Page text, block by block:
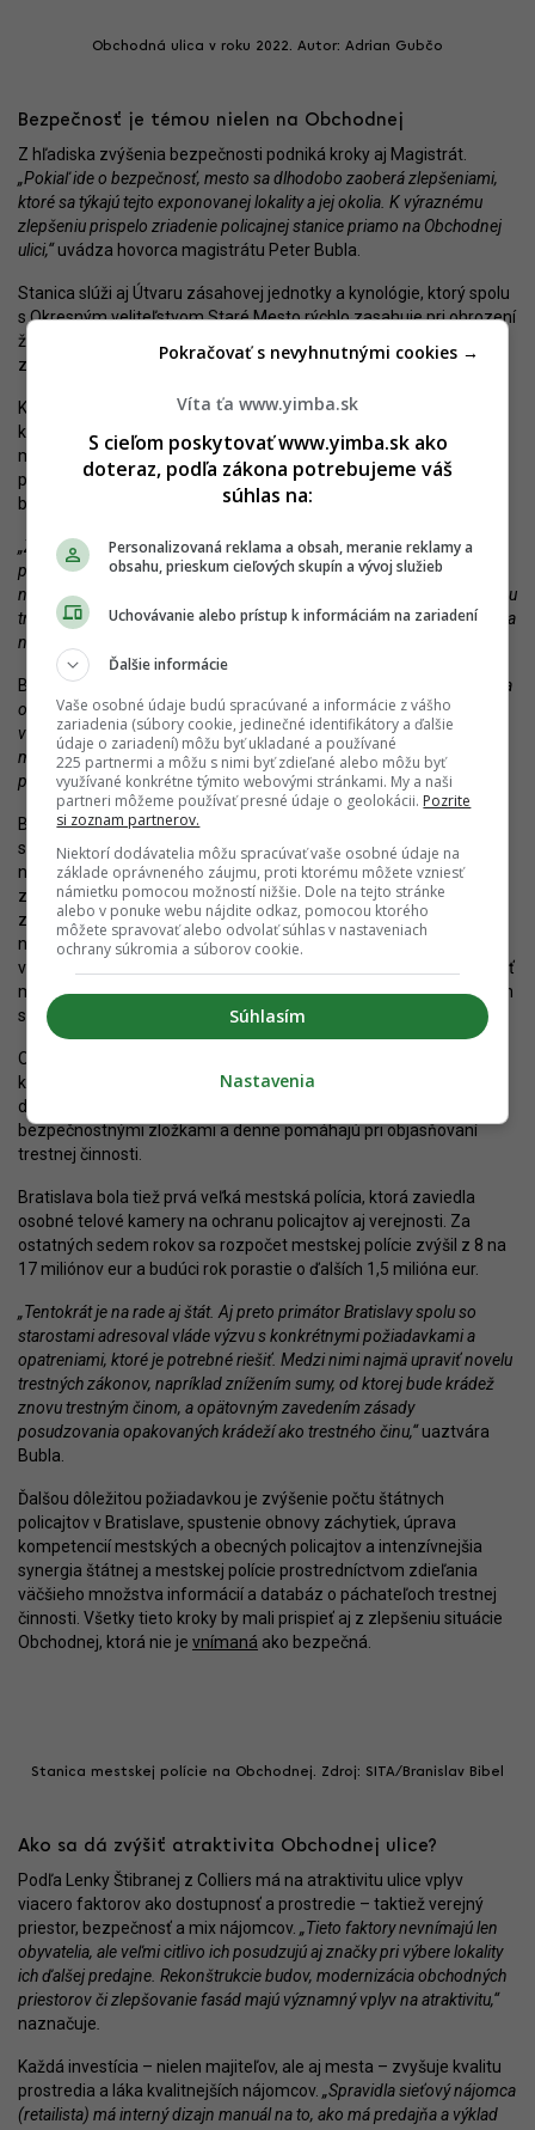
Obchodná ulica v roku 2022. Autor: Adrian Gubčo
Bezpečnosť je témou nielen na Obchodnej
Z hľadiska zvýšenia bezpečnosti podniká kroky aj Magistrát.
„Pokiaľ ide o bezpečnosť, mesto sa dlhodobo zaoberá zlepšeniami,
ktoré sa týkajú tejto exponovanej lokality a jej okolia. K výraznému
zlepšeniu prispelo zriadenie policajnej stanice priamo na Obchodnej
ulici,“uvádza hovorca magistrátu Peter Bubla.
Stanica slúži aj Útvaru zásahovej jednotky a kynológie, ktorý spolu
s Okresným veliteľstvom Staré Mesto rýchlo zasahuje pri ohrození
života, zdravia či majetku v centre aj v širších častiach mesta a
zároveň pôsobí preventívne.
K zlepšeniu života v lokalite od roku 2023 prispieva nízkoprahový
klub IZBA, ktorý ponúka voľnočasové a organizované aktivity pre
mládež. Pokračuje aj dobrovoľnícka „Nočná pomoc“ Oddelenia
prevencie a znižovania rizík, zameraná na zvýšenie pocitu
bezpečia počas nočného pobytu v meste.
„Zároveň však aj v prípade tejto lokality platí, že svoju úlohu si musí
plniť aj štát. Bezpečnosť sa stáva jednou z najdôležitejších a zároveň
najťažších tém. Situácia sa radikálne zhoršila po tom, čo vláda novelou
trestných zákonov prakticky zlegalizovala drobné krádeže, na ktoré sa
následne nabaľuje ďalšia kriminalita,“
Bratislava je v tomto smere na tom horšie ako iné mestá.
„Hovoria
o tom primátori iných miest, sťažujú sa obchodníci, obracia sa na nás
verejnosť. Deje sa to všade na Slovensku, Bratislava však ako hlavné
mesto poskytuje na takéto správanie dostatok anonymity a
príležitostí,“vysvetlil Bubla.
Bratislava sa podľa vlastných slov bezpečnosti venuje
systematicky od roku 2018. Mestská polícia má dnes historicky
najviac príslušníkov, ich počet vzrástol o 37% oproti roku 2018,
zatiaľ čo štátna polícia zaznamenala pokles. V roku 2019 vznikla
zásahová jednotka a otvorila sa nová stanica na Obchodnej,
neskôr aj vo Vrakuni v Pentagone. Mesto vybudovalo vlastné
výcvikové stredisko, takže kadetky a kadeti už nemusia odchádzať
mimo Bratislavy, a zároveň pomáha pripravovať nováčikov aj iným
samosprávam.
Od roku 2021 funguje moderné operačné stredisko a mestský
kamerový systém sa výrazne rozšíril – z pôvodných 283 na
dnešných 766 kamier, ktoré sa zdieľajú aj s ďalšími
bezpečnostnými zložkami a denne pomáhajú pri objasňovaní
trestnej činnosti.
Bratislava bola tiež prvá veľká mestská polícia, ktorá zaviedla
osobné telové kamery na ochranu policajtov aj verejnosti. Za
ostatných sedem rokov sa rozpočet mestskej polície zvýšil z 8 na
17 miliónov eur a budúci rok porastie o ďalších 1,5 milióna eur.
„Tentokrát je na rade aj štát. Aj preto primátor Bratislavy spolu so
starostami adresoval vláde výzvu s konkrétnymi požiadavkami a
opatreniami, ktoré je potrebné riešiť. Medzi nimi najmä upraviť novelu
trestných zákonov, napríklad znížením sumy, od ktorej bude krádež
znovu trestným činom, a opätovným zavedením zásady
posudzovania opakovaných krádeží ako trestného činu,“uaztvára
Bubla.
Ďalšou dôležitou požiadavkou je zvýšenie počtu štátnych
policajtov v Bratislave, spustenie obnovy záchytiek, úprava
kompetencií mestských a obecných policajtov a intenzívnejšia
synergia štátnej a mestskej polície prostredníctvom zdieľania
väčšieho množstva informácií a databáz o páchateľoch trestnej
činnosti. Všetky tieto kroky by mali prispieť aj z zlepšeniu situácie
Obchodnej, ktorá nie je vnímaná ako bezpečná.
Stanica mestskej polície na Obchodnej. Zdroj: SITA/Branislav Bibel
Ako sa dá zvýšiť atraktivita Obchodnej ulice?
Podľa Lenky Štibranej z Colliers má na atraktivitu ulice vplyv
viacero faktorov ako dostupnosť a prostredie – taktiež verejný
priestor, bezpečnosť a mix nájomcov. „Tieto faktory nevnímajú len
obyvatelia, ale veľmi citlivo ich posudzujú aj značky pri výbere lokality
ich ďalšej predajne. Rekonštrukcie budov, modernizácia obchodných
priestorov či zlepšovanie fasád majú významný vplyv na atraktivitu,“
naznačuje
Každá investícia – nielen majiteľov, ale aj mesta – zvyšuje kvalitu
prostredia a láka kvalitnejších nájomcov. „Spravidla sieťový nájomca
(retailista) má interný dizajn manuál na to, ako má predajňa a výklad
Víta ťa www.yimba.sk
S cieľom poskytovať www.yimba.sk ako
doteraz, podľa zákona potrebujeme váš
súhlas na:
Personalizovaná reklama a obsah, meranie reklamy a
obsahu, prieskum cieľových skupín a vývoj služieb
Uchovávanie alebo prístup k informáciám na zariadení
Ďalšie informácie
Vaše osobné údaje budú spracúvané a informácie z vášho
zariadenia (súbory cookie, jedinečné identifikátory a ďalšie
údaje o zariadení) môžu byť ukladané a používané
225 partnermi a môžu s nimi byť zdieľané alebo môžu byť
využívané konkrétne týmito webovými stránkami. My a naši
partneri môžeme používať presné údaje o geolokácii. Pozrite
si zoznam partnerov.
Niektorí dodávatelia môžu spracúvať vaše osobné údaje na
základe oprávneného záujmu, proti ktorému môžete vzniesť
námietku pomocou možností nižšie. Dole na tejto stránke
alebo v ponuke webu nájdite odkaz, pomocou ktorého
môžete spravovať alebo odvolať súhlas v nastaveniach
ochrany súkromia a súborov cookie.
Súhlasím
Pokračovať s nevyhnutnými cookies →
Nastavenia